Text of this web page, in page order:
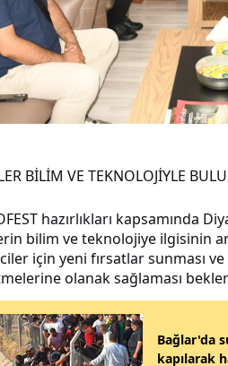
BİLİM VE TEKNOLOJİYLE
hazırlıkları kapsamında
bilim ve teknolojiye ilgisinin
için yeni fırsatlar sunması
olanak sağlaması
Bağlar'da
kapılarak